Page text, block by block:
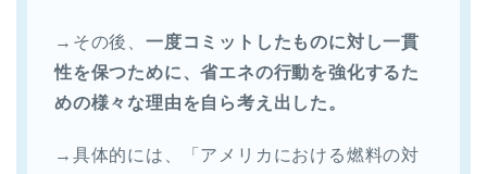
→その後、 一度コミットしたものに対し一貫
性を保つために、省エネの行動を強化するた
めの様々な理由を自ら考え出した。
→具体的には、「アメリカにおける燃料の対